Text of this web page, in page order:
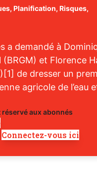
, Planification, Risques,
a demandé à
(BRGM) et Florence
de dresser un
agricole de l’eau
aux abonnés
Connectez-vous ici